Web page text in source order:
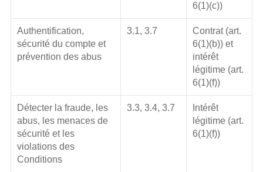
6(1)(c))
Authentification,
sécurité du compte et
prévention des abus
3.1, 3.7
Contrat (art.
6(1)(b)) et
intérêt
légitime (art.
6(1)(f))
Détecter la fraude, les
abus, les menaces de
sécurité et les
violations des
Conditions
3.3, 3.4, 3.7
Intérêt
légitime (art.
6(1)(f))